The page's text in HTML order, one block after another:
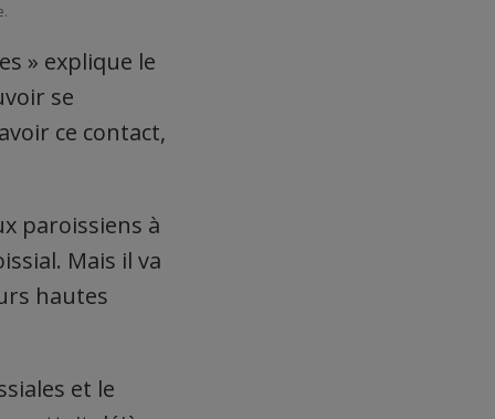
» explique le
se
ce contact,
paroissiens à
Mais il va
hautes
et le